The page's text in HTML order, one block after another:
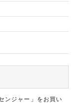
ンジャー」をお買い